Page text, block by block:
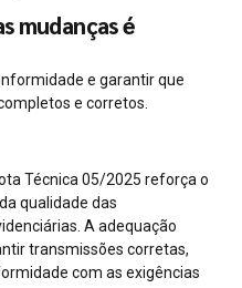
mudanças é
e garantir que
e corretos.
Técnica 05/2025 reforça o
qualidade das
A adequação
transmissões corretas,
com as exigências